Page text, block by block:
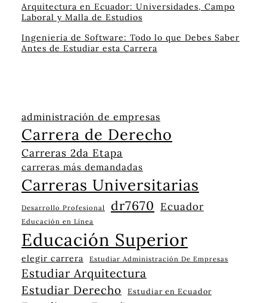
Arquitectura en Ecuador: Universidades, Campo
Laboral y Malla de Estudios
Ingeniería de Software: Todo lo que Debes Saber
Antes de Estudiar esta Carrera
administración de empresas
Carrera de Derecho
Carreras 2da Etapa
carreras más demandadas
Carreras Universitarias
Desarrollo Profesional dr7670 Ecuador
Educación en Línea
Educación Superior
elegir carrera Estudiar Administración De Empresas
Estudiar Arquitectura
Estudiar Derecho
Estudiar en Ecuador